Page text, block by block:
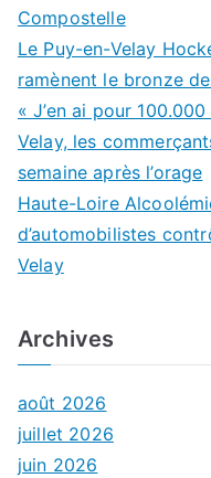
Compostelle
Le Puy-en-Velay
ramènent le bronze
« J’en ai pour
Velay, les
semaine après l’orage
Haute-Loire
d’automobilistes
Velay
Archives
août 2026
juillet 2026
juin 2026